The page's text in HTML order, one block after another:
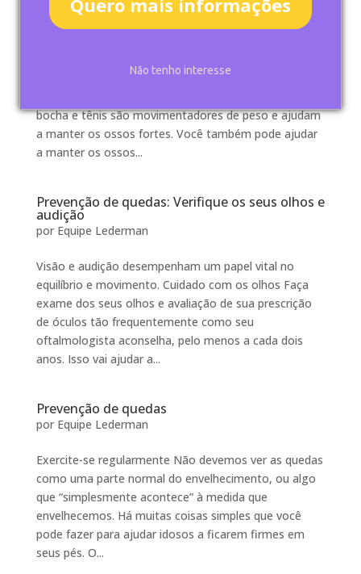
Não tenho interesse
saudáveis
porEquipe Lederman
ossos faz uma grande diferença para o efeito de uma
bocha e tênis são movimentadores de peso e ajudam
a manter os ossos fortes. Você também pode ajudar
a manter os ossos...
Prevenção de quedas: Verifique os seus olhos e
audição
por Equipe Lederman
Visão e audição desempenham um papel vital no
equilíbrio e movimento. Cuidado com os olhos Faça
exame dos seus olhos e avaliação de sua prescrição
de óculos tão frequentemente como seu
oftalmologista aconselha, pelo menos a cada dois
anos. Isso vai ajudar a...
Prevenção de quedas
por Equipe Lederman
Exercite-se regularmente Não devemos ver as quedas
como uma parte normal do envelhecimento, ou algo
que “simplesmente acontece” à medida que
envelhecemos. Há muitas coisas simples que você
pode fazer para ajudar idosos a ficarem firmes em
seus pés. O...